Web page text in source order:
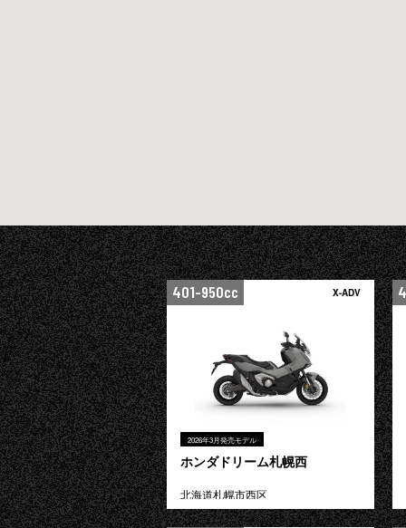
401-950cc X-ADV
2026年3月発売モデル
ホンダドリーム札幌西
北海道札幌市西区